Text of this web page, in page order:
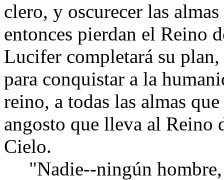
clero, y oscurecer las
entonces pierdan el Reino
Lucifer completará su
para conquistar a la
reino, a todas las almas
angosto que lleva al
Cielo.
"Nadie--ningún hombre,